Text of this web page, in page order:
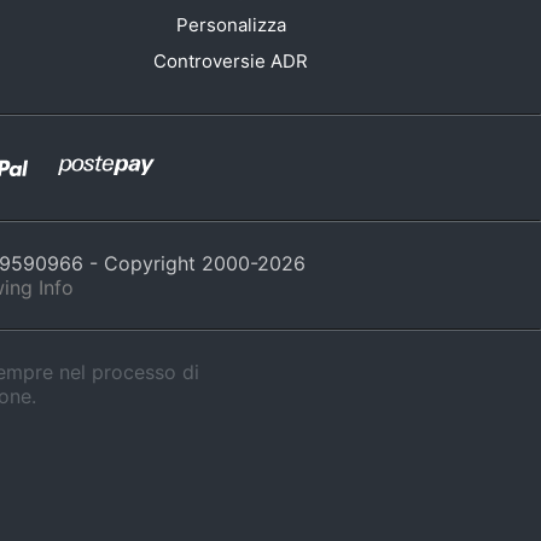
Personalizza
Controversie ADR
- Copyright 2000-2026
Info
nel processo di